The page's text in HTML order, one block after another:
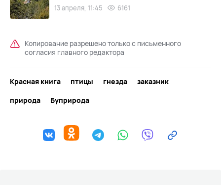
13 апреля, 11:45 6161
Копирование разрешено только с письменного
согласия главного редактора
Красная книга птицы гнезда
заказник
природа
Буприрода